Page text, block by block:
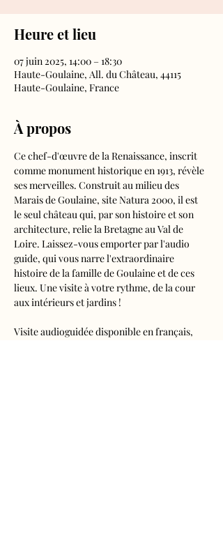
Heure et lieu
07 juin 2025, 14:00 – 18:30
Haute-Goulaine, All. du Château, 44115
Haute-Goulaine, France
À propos
Ce chef-d'œuvre de la Renaissance, inscrit
comme monument historique en 1913, révèle
ses merveilles. Construit au milieu des
Marais de Goulaine, site Natura 2000, il est
le seul château qui, par son histoire et son
architecture, relie la Bretagne au Val de
Loire. Laissez-vous emporter par l'audio
guide, qui vous narre l'extraordinaire
histoire de la famille de Goulaine et de ces
lieux. Une visite à votre rythme, de la cour
aux intérieurs et jardins !
Visite audioguidée disponible en français,